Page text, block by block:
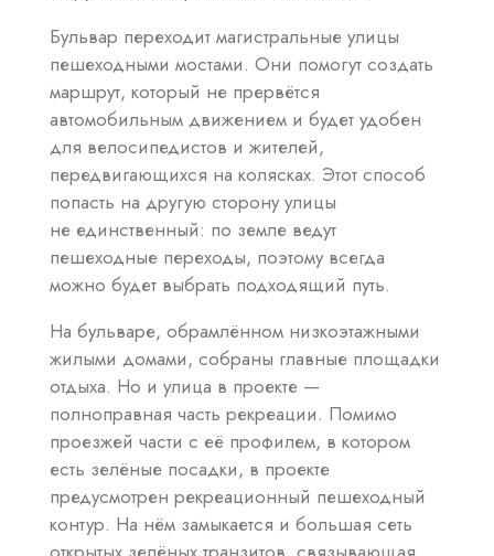
Бульвар переходит магистральные улицы
пешеходными мостами. Они помогут создать
маршрут, который не прервётся
автомобильным движением и будет удобен
для велосипедистов и жителей,
передвигающихся на колясках. Этот способ
попасть на другую сторону улицы
не единственный: по земле ведут
пешеходные переходы, поэтому всегда
можно будет выбрать подходящий путь.
На бульваре, обрамлённом низкоэтажными
жилыми домами, собраны главные площадки
отдыха. Но и улица в проекте —
полноправная часть рекреации. Помимо
проезжей части с её профилем, в котором
есть зелёные посадки, в проекте
предусмотрен рекреационный пешеходный
контур. На нём замыкается и большая сеть